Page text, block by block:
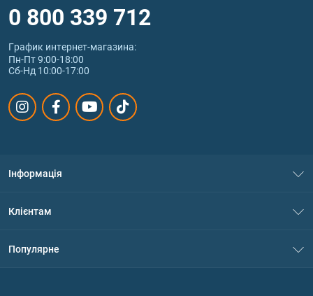
0 800 339 712
График интернет‑магазина:
Пн-Пт 9:00-18:00
Сб-Нд 10:00-17:00
Інформація
Політика конфіденційності
Клієнтам
Популярне